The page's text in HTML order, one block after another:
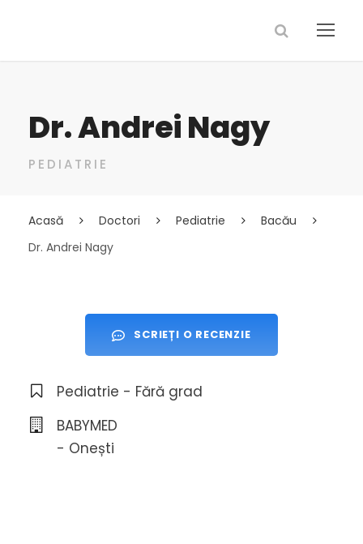
Dr. Andrei Nagy
PEDIATRIE
Acasă Doctori Pediatrie
Bacău
Dr. Andrei Nagy
SCRIEȚI O RECENZIE
Pediatrie - Fără grad
BABYMED
- Onești